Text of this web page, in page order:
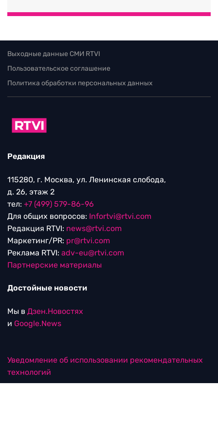
Выходные данные СМИ RTVI
Пользовательское соглашение
Политика обработки персональных данных
Редакция
115280, г. Москва, ул. Ленинская слобода,
д. 26, этаж 2
тел: +7 (499) 579-86-96
Для общих вопросов: Infortvi@rtvi.com
Редакция RTVI: news@rtvi.com
Маркетинг/PR: pr@rtvi.com
Реклама RTVI: adv-eu@rtvi.com
Партнерские материалы
Достойные новости
Мы в Дзен.Новостях
и Google.News
Уведомление об использовании рекомендательных
технологий